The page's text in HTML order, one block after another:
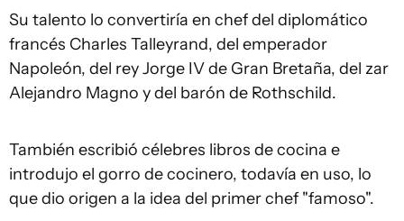
Su talento lo convertiría en chef del diplomático
francés Charles Talleyrand, del emperador
Napoleón, del rey Jorge IV de Gran Bretaña, del zar
Alejandro Magno y del barón de Rothschild.
También escribió célebres libros de cocina e
introdujo el gorro de cocinero, todavía en uso, lo
que dio origen a la idea del primer chef "famoso".